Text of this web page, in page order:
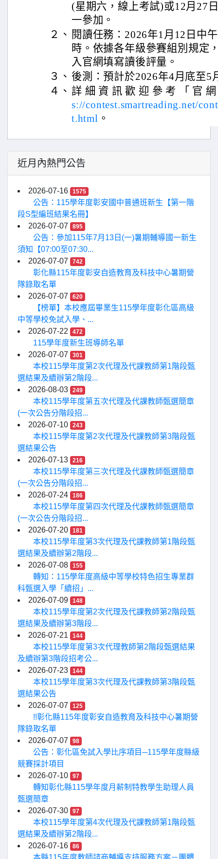
(星期六，線上考試)或12月27
一參加。
２、 閱讀任務：2026年1月12日中
時。依據各年級參賽組別規定
入官網填寫讀後評量。
３、 後測：預計於2026年4月底至5
４、 詳 細 資 訊 歡 迎 參 考 「 官
s://contest.smartreading.net/
t.html 。
近月內熱門公告
2026-07-16 1575
公告：115學年度彰安國中普通班新生【第一階
段S型編班結果名冊】
2026-07-07
895
公告：參加115年7月13日(一)暑期輔導國一新生
須知【07:00至07:30...
2026-07-07
742
彰化縣115年度彰安自造教育及科技中心暑期營
隊錄取名單
2026-07-07
620
【榜單】本校應屆畢業生115學年度彰化區高級
中等學校免試入學、...
2026-07-22
472
115學年度新生班導師名單
2026-07-07
301
本校115學年度第2次代理及代課教師第1階段甄
選結果及續辦第2階段...
2026-08-03
249
本校115學年度第五次代理及代課教師甄選簡章
(一次公告分階段招...
2026-07-10
243
本校115學年度第2次代理及代課教師第3階段甄
選結果公告
2026-07-13
216
本校115學年度第三次代理及代課教師甄選簡章
(一次公告分階段招...
2026-07-24
186
本校115學年度第四次代理及代課教師甄選簡章
(一次公告分階段招...
2026-07-20
181
本校115學年度第3次代理及代課教師第1階段甄
選結果及續辦第2階段...
2026-07-08
155
轉知：115學年度高級中等學校特色招生專業群
科甄選入學「續招」...
2026-07-09
148
本校115學年度第2次代理及代課教師第2階段甄
選結果及續辦第3階段...
2026-07-21
144
本校115學年度第3次代理教師第2階段甄選結果
及續辦第3階段招考公...
2026-07-23
144
本校115學年度第3次代理及代課教師第3階段甄
選結果公告
2026-07-07
125
!!彰化縣115年度彰安自造教育及科技中心暑期營
隊錄取名單
2026-07-07
98
公告：彰化區免試入學比序項目─115學年度縣級
競賽採計項目
2026-07-10
97
轉知彰化縣115學年度月薪制特教學生助理人員
甄選簡章
2026-07-30
97
本校115學年度第4次代理及代課教師第1階段甄
選結果及續辦第2階段...
2026-07-16
86
本縣115年度教師諮商輔導支持服務方案－團體